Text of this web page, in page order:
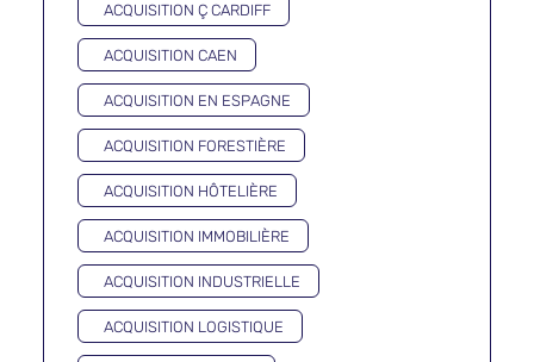
ACQUISITION Ç CARDIFF
ACQUISITION CAEN
ACQUISITION EN ESPAGNE
ACQUISITION FORESTIÈRE
ACQUISITION HÔTELIÈRE
ACQUISITION IMMOBILIÈRE
ACQUISITION INDUSTRIELLE
ACQUISITION LOGISTIQUE